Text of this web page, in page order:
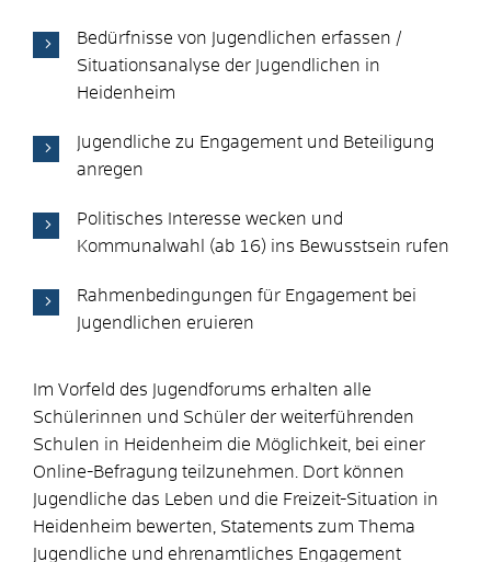
Bedürfnisse von Jugendlichen erfassen /
Situationsanalyse der Jugendlichen in
Heidenheim
Jugendliche zu Engagement und Beteiligung
anregen
Politisches Interesse wecken und
Kommunalwahl (ab 16) ins Bewusstsein rufen
Rahmenbedingungen für Engagement bei
Jugendlichen eruieren
Im Vorfeld des Jugendforums erhalten alle
Schülerinnen und Schüler der weiterführenden
Schulen in Heidenheim die Möglichkeit, bei einer
Online-Befragung teilzunehmen. Dort können
Jugendliche das Leben und die Freizeit-Situation in
Heidenheim bewerten, Statements zum Thema
Jugendliche und ehrenamtliches Engagement